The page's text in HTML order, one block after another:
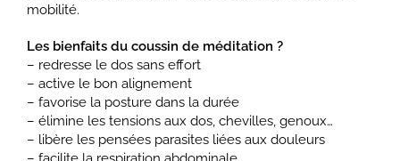
mobilité.
Les bienfaits du coussin de méditation ?
– redresse le dos sans effort
– active le bon alignement
– favorise la posture dans la durée
– élimine les tensions aux dos, chevilles, genoux…
– libère les pensées parasites liées aux douleurs